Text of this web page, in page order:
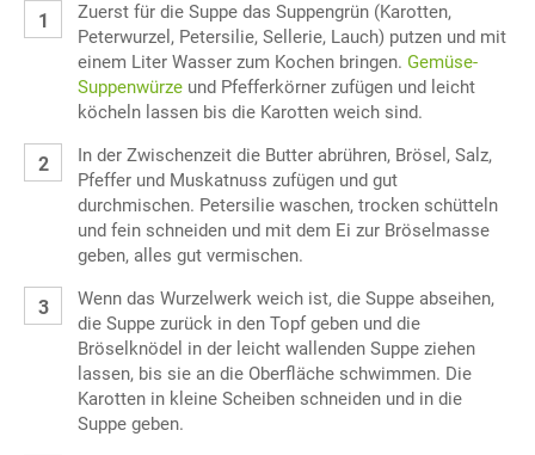
Zuerst für die Suppe das Suppengrün (Karotten,
Peterwurzel, Petersilie, Sellerie, Lauch) putzen und mit
einem Liter Wasser zum Kochen bringen. Gemüse-
Suppenwürze und Pfefferkörner zufügen und leicht
köcheln lassen bis die Karotten weich sind.
In der Zwischenzeit die Butter abrühren, Brösel, Salz,
Pfeffer und Muskatnuss zufügen und gut
durchmischen. Petersilie waschen, trocken schütteln
und fein schneiden und mit dem Ei zur Bröselmasse
geben, alles gut vermischen.
Wenn das Wurzelwerk weich ist, die Suppe abseihen,
die Suppe zurück in den Topf geben und die
Bröselknödel in der leicht wallenden Suppe ziehen
lassen, bis sie an die Oberfläche schwimmen. Die
Karotten in kleine Scheiben schneiden und in die
Suppe geben.